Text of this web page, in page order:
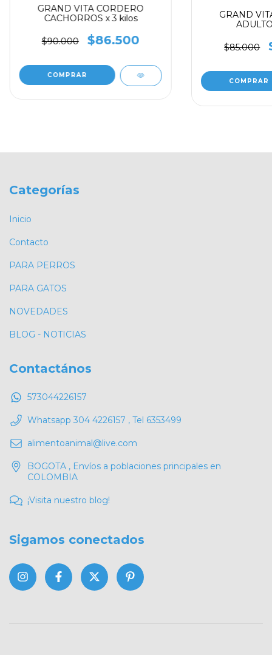
GRAND VITA CORDERO
CACHORROS x 3 kilos
$90.000 $86.500
GRAND
$85.000
Categorías
Inicio
Contacto
PARA PERROS
PARA GATOS
NOVEDADES
BLOG - NOTICIAS
Contactános
573044226157
Whatsapp 304 4226157 , Tel 6353499
alimentoanimal@live.com
BOGOTA , Envíos a poblaciones principales en
COLOMBIA
¡Visita nuestro blog!
Sigamos conectados